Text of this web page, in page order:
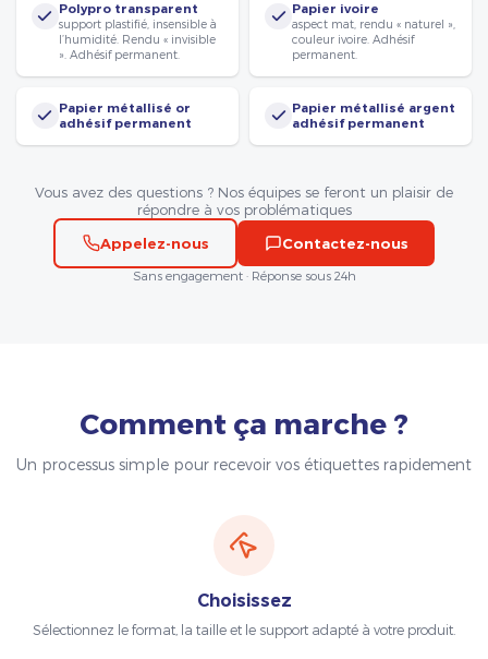
Polypro transparent
support plastifié, insensible à
l’humidité. Rendu « invisible
». Adhésif permanent.
Papier ivoire
aspect mat, rendu « naturel »,
couleur ivoire. Adhésif
permanent.
Papier métallisé or
adhésif permanent
Papier métallisé argent
adhésif permanent
Vous avez des questions ? Nos équipes se feront un plaisir de
répondre à vos problématiques
Appelez-nous
Contactez-nous
Sans engagement · Réponse sous 24h
Comment ça marche ?
Un processus simple pour recevoir vos étiquettes rapidement
Choisissez
Sélectionnez le format, la taille et le support adapté à votre produit.